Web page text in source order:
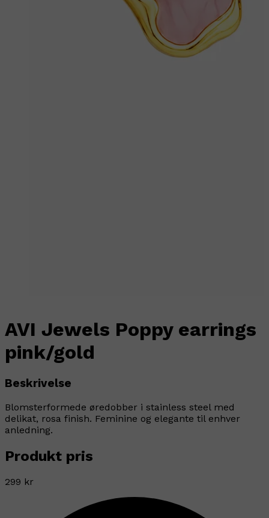
AVI Jewels Poppy earrings
pink/gold
Beskrivelse
Blomsterformede øredobber i stainless steel med
delikat, rosa finish. Feminine og elegante til enhver
anledning.
Produkt pris
299 kr